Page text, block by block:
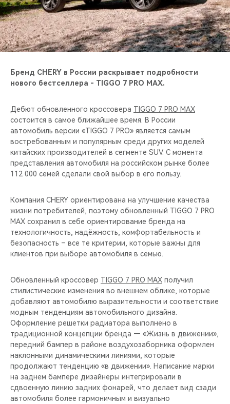
CHERY И СПОРТ
НАШИ МЕРОПРИЯТИЯ
ВИДЕООБЗОРЫ
CHERY ДЛЯ ДЕТЕЙ
Бренд CHERY в России раскрывает подробности
нового бестселлера - TIGGO 7 PRO MAX.
Дебют обновленного кроссовера TIGGO 7 PRO MAX
состоится в самое ближайшее время. В России
автомобиль версии «TIGGO 7 PRO» является самым
востребованным и популярным среди других моделей
китайских производителей в сегменте SUV. C момента
представления автомобиля на российском рынке более
112 000 семей сделали свой выбор в его пользу.
Компания CHERY ориентирована на улучшение качества
жизни потребителей, поэтому обновленный TIGGO 7 PRO
MAX сохранил в себе ориентирование бренда на
технологичность, надёжность, комфортабельность и
безопасность – все те критерии, которые важны для
клиентов при выборе автомобиля в семью.
Обновленный кроссовер TIGGO 7 PRO MAX получил
стилистические изменения во внешнем облике, которые
добавляют автомобилю выразительности и соответствие
модным тенденциям автомобильного дизайна.
Оформление решетки радиатора выполнено в
традиционной концепции бренда — «Жизнь в движении»,
передний бампер в районе воздухозаборника оформлен
наклонными динамическими линиями, которые
продолжают тенденцию «в движении». Написание марки
на заднем бампере дизайнеры интегрировали в
сдвоенную линию задних фонарей, что делает вид сзади
автомобиля более гармоничным и визуально